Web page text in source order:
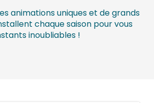
animations uniques et de grands
chaque saison pour vous
inoubliables !